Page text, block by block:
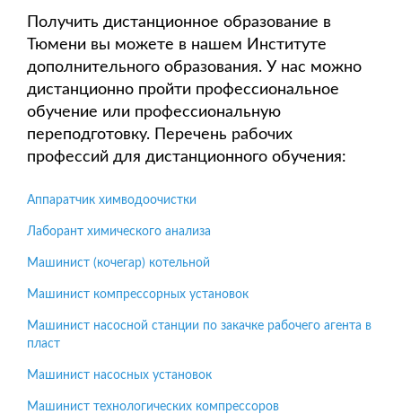
Получить дистанционное образование в
Тюмени вы можете в нашем Институте
дополнительного образования. У нас можно
дистанционно пройти профессиональное
обучение или профессиональную
переподготовку. Перечень рабочих
профессий для дистанционного обучения:
Аппаратчик химводоочистки
Лаборант химического анализа
Машинист (кочегар) котельной
Машинист компрессорных установок
Машинист насосной станции по закачке рабочего агента в
пласт
Машинист насосных установок
Машинист технологических компрессоров